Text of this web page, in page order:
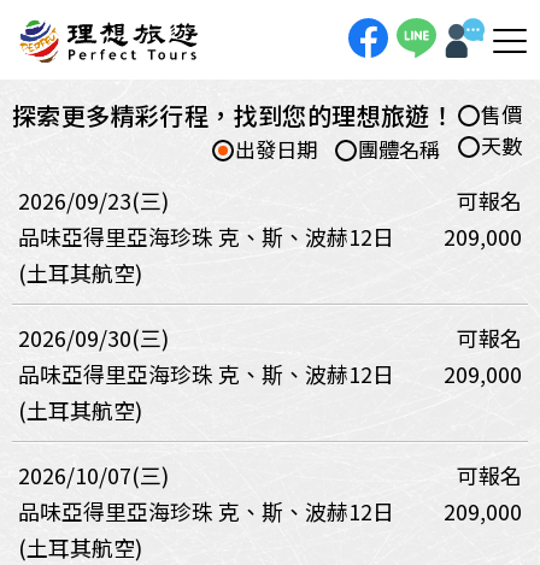
探索更多精彩行程，找到您的理想旅遊！
售價
天數
團體名稱
出發日期
2026/09/23(三)
可報名
品味亞得里亞海珍珠 克、斯、波赫12日
(土耳其航空)
209,000
2026/09/30(三)
可報名
品味亞得里亞海珍珠 克、斯、波赫12日
(土耳其航空)
209,000
2026/10/07(三)
可報名
品味亞得里亞海珍珠 克、斯、波赫12日
(土耳其航空)
209,000